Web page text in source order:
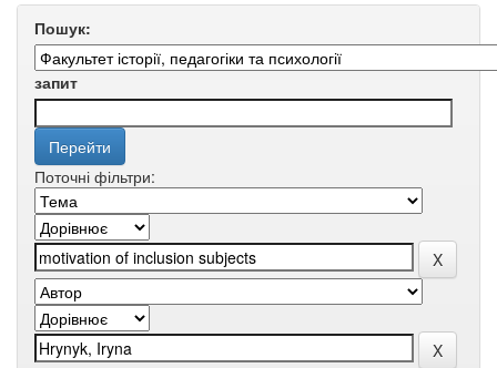
Пошук:
запит
Поточні фільтри: